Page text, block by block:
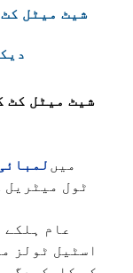
شیٹ میٹل
میں
ٹول میٹریل
عام ہلکے
اسٹیل ٹولز